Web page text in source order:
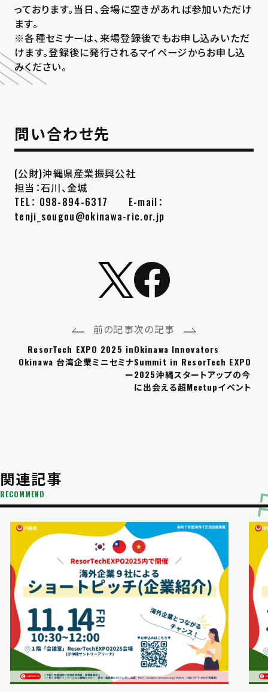
っております。当日、会場に空きがあれば参加いただけ
ます。
※各種セミナーは、来場登録後でもお申し込みいただ
けます。登録後に発行されるマイページからお申し込
みください。
問い合わせ先
(公財)沖縄県産業振興公社
担当：石川、金城
TEL： 098-894-6317 E-mail：
tenji_sougou@okinawa-ric.or.jp
前の記事
ResorTech EXPO 2025 in
Okinawa 台湾企業ミニセミナ
ー
次の記事
Okinawa Innovators
Summit in ResorTech EXPO
2025沖縄スタートアップの今
に出会える超Meetupイベント
関連記事
RECOMMEND